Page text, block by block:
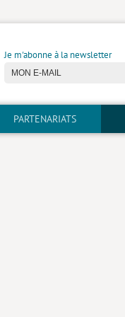
Je m'abonne à la newsletter
PARTENARIATS